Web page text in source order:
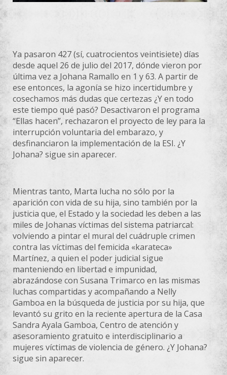
Ya pasaron 427 (sí, cuatrocientos veintisiete) días
desde aquel 26 de julio del 2017, dónde vieron por
última vez a Johana Ramallo en 1 y 63. A partir de
ese entonces, la agonía se hizo incertidumbre y
cosechamos más dudas que certezas ¿Y en todo
este tiempo qué pasó? Desactivaron el programa
“Ellas hacen”, rechazaron el proyecto de ley para la
interrupción voluntaria del embarazo, y
desfinanciaron la implementación de la ESI. ¿Y
Johana? sigue sin aparecer.
Mientras tanto, Marta lucha no sólo por la
aparición con vida de su hija, sino también por la
justicia que, el Estado y la sociedad les deben a las
miles de Johanas víctimas del sistema patriarcal:
volviendo a pintar el mural del cuádruple crimen
contra las víctimas del femicida «karateca»
Martínez, a quien el poder judicial sigue
manteniendo en libertad e impunidad,
abrazándose con Susana Trimarco en las mismas
luchas compartidas y acompañando a Nelly
Gamboa en la búsqueda de justicia por su hija, que
levantó su grito en la reciente apertura de la Casa
Sandra Ayala Gamboa, Centro de atención y
asesoramiento gratuito e interdisciplinario a
mujeres víctimas de violencia de género. ¿Y Johana?
sigue sin aparecer.